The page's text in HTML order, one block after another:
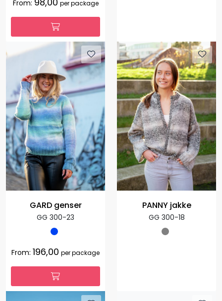
From: per package
GARD genser
GG 300-23
From: 196,00 per package
PANNY jakke
GG 300-18